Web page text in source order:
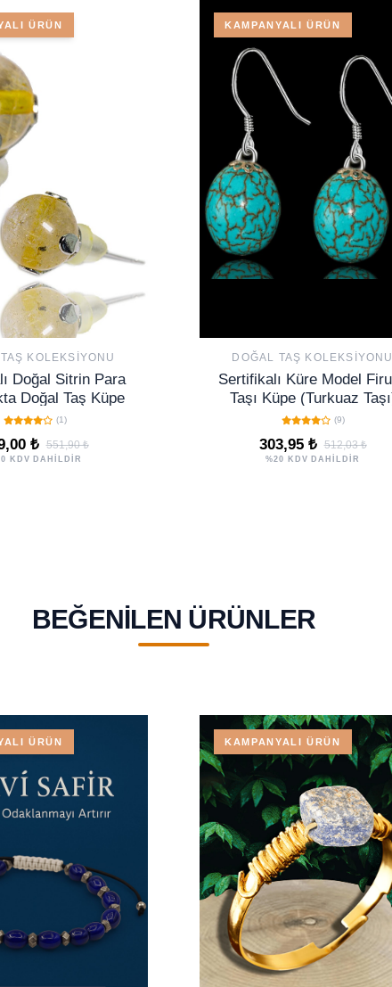
ÜRÜN
KOLEKSIYONU
Doğal Sitrin Para
Doğal Taş Küpe
(1)
₺ 551,90 ₺
KDV DAHİLDİR
KAMPANYALI ÜRÜN
DOĞAL TAŞ KOLEKSIYONU
Sertifikalı Küre Model
Taşı Küpe (Turkuaz
(9)
303,95 ₺ 512,03 ₺
%20 KDV DAHİLDİR
BEĞENILEN ÜRÜNLER
ÜRÜN KAMPANYALI ÜRÜN